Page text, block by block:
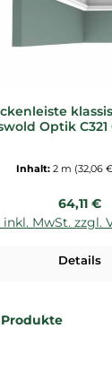
Optik
Inhalt: 2 m (32,06
64,11 €
inkl. MwSt. zzgl.
Details
überspringen